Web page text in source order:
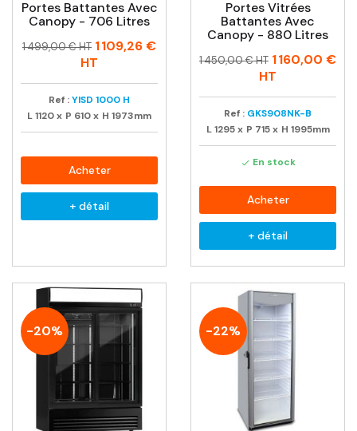
Portes Battantes Avec
Canopy - 706 Litres
Prix
Prix
1 499,00 € HT 1 109,26 €
HT
Ref :YISD 1000 H
L1120x P 610x H 1973mm
Acheter
+ détail
Portes Vitrées
Battantes Avec
Canopy - 880 Litres
Prix
Prix
1 450,00 € HT 1 160,00 €
HT
Ref : GKS908NK-B
L 1295 x P 715 x H 1995mm
 En stock
Acheter
+ détail
-20% -22%